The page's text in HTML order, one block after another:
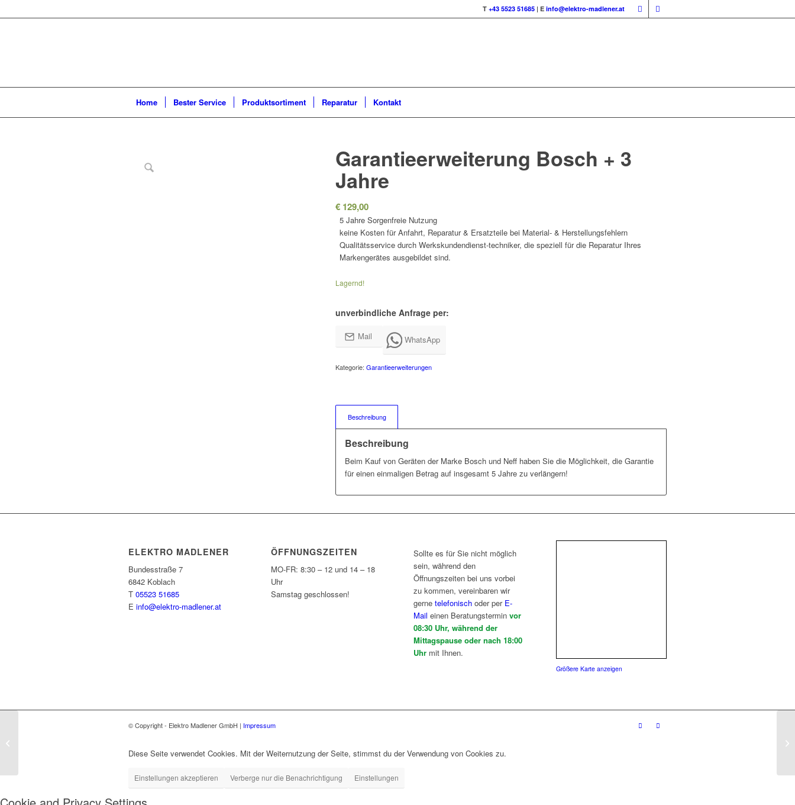
T +43 5523 51685 | E info@elektro-madlener.at
Home Bester Service Produktsortiment Reparatur Kontakt
Garantieerweiterung Bosch + 3
Jahre
€ 129,00
5 Jahre Sorgenfreie Nutzung
keine Kosten für Anfahrt, Reparatur & Ersatzteile bei Material- & Herstellungsfehlern
Qualitätsservice durch Werkskundendienst-techniker, die speziell für die Reparatur Ihres
Markengerätes ausgebildet sind.
Lagernd!
unverbindliche Anfrage per:
Mail WhatsApp
Kategorie:Garantieerweiterungen
Beschreibung
Beschreibung
Beim Kauf von Geräten der Marke Bosch und Neff haben Sie die Möglichkeit, die Garantie
für einen einmaligen Betrag auf insgesamt 5 Jahre zu verlängern!
ELEKTRO MADLENER
Bundesstraße 7
6842 Koblach
T 05523 51685
E info@elektro-madlener.at
ÖFFNUNGSZEITEN
MO-FR: 8:30 – 12 und 14 – 18
Uhr
Samstag geschlossen!
Sollte es für Sie nicht möglich
sein, während den
Öffnungszeiten bei uns vorbei
zu kommen, vereinbaren wir
gernetelefonisch oder per E-
Mail einen Beratungsterminvor
08:30 Uhr, während der
Mittagspause oder nach 18:00
Uhr mit Ihnen.
Größere Karte anzeigen
© Copyright - Elektro Madlener GmbH | Impressum
Diese Seite verwendet Cookies. Mit der Weiternutzung der Seite, stimmst du der Verwendung von Cookies zu.
Einstellungen akzeptieren Verberge nur die Benachrichtigung Einstellungen